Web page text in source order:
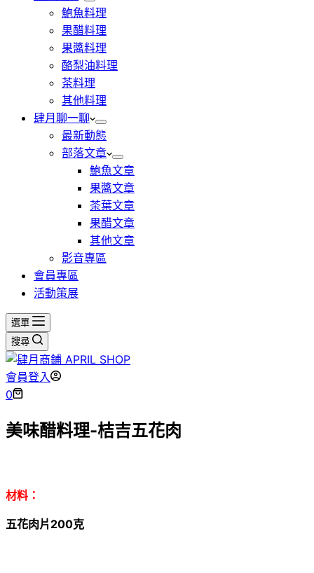
鮑魚料理
果醋料理
果醬料理
酪梨油料理
茶料理
其他料理
肆月聊一聊
最新動態
部落文章
鮑魚文章
果醬文章
茶葉文章
果醋文章
其他文章
影音專區
會員專區
活動策展
選單
搜尋
會員登入
購
車
0
美味醋料理-桔吉五花肉
材料：
五花肉片200克